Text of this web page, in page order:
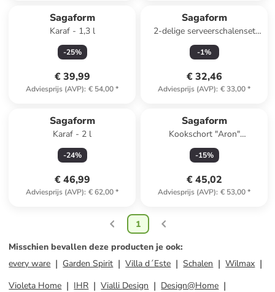
Sagaform
Karaf - 1,3 l
-25%
€ 39,99
Adviesprijs (AVP): € 54,00*
Sagaform
2-delige serveerschalenset
grijs - Ø 12 cm
-1%
€ 32,46
Adviesprijs (AVP): € 33,00*
Sagaform
Karaf - 2 l
-24%
€ 46,99
Adviesprijs (AVP): € 62,00*
Sagaform
Kookschort "Aron"
donkerblauw - (L)90 x (B)70
cm
-15%
€ 45,02
Adviesprijs (AVP): € 53,00*
1
Misschien bevallen deze producten je ook:
every ware
Garden Spirit Villa d´Este Schalen
Wilmax
Violeta Home
IHR Vialli Design
Design@Home